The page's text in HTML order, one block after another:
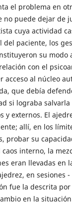
el problema en
no puede dejar de
cuya actividad
paciente, los
su modo
con el
acceso al núcleo
que debía
si lograba
y externos. El
allí, en los
probar su
interno, la
eran llevadas
en sesiones
fue la descrita
en la